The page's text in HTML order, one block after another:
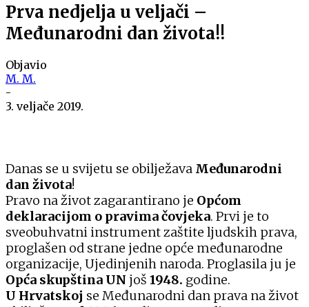
Prva nedjelja u veljači –
Međunarodni dan života!!
Objavio
M. M.
-
3. veljače 2019.
Danas se u svijetu se obilježava Međunarodni
dan života!
Pravo na život zagarantirano je Općom
deklaracijom o pravimačovjeka. Prvi je to
sveobuhvatni instrument zaštite ljudskih prava,
proglašen od strane jedne opće međunarodne
organizacije, Ujedinjenih naroda. Proglasila ju je
Opća skupština UN još 1948. godine.
U Hrvatskoj se Međunarodni dan prava na život